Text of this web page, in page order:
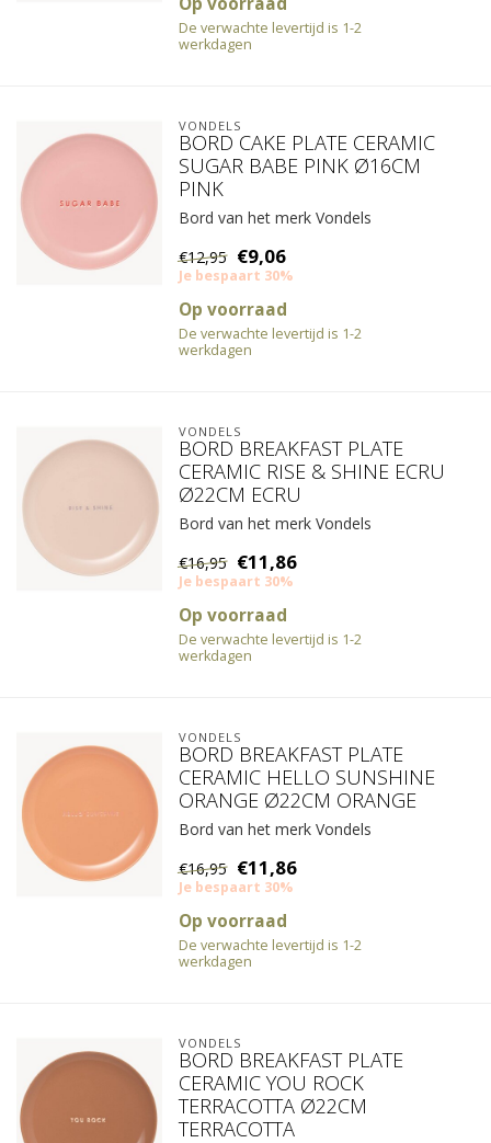
De verwachte levertijd is 1-2
werkdagen
VONDELS
BORD CAKE PLATE CERAMIC
SUGAR BABE PINK Ø16CM
PINK
Bord van het merk Vondels
€12,95 €9,06
Je bespaart 30%
Op voorraad
De verwachte levertijd is 1-2
werkdagen
VONDELS
BORD BREAKFAST PLATE
CERAMIC RISE & SHINE ECRU
Ø22CM ECRU
Bord van het merk Vondels
€16,95 €11,86
Je bespaart 30%
Op voorraad
De verwachte levertijd is 1-2
werkdagen
VONDELS
BORD BREAKFAST PLATE
CERAMIC HELLO SUNSHINE
ORANGE Ø22CM ORANGE
Bord van het merk Vondels
€16,95 €11,86
Je bespaart 30%
Op voorraad
De verwachte levertijd is 1-2
werkdagen
VONDELS
BORD BREAKFAST PLATE
CERAMIC YOU ROCK
TERRACOTTA Ø22CM
TERRACOTTA